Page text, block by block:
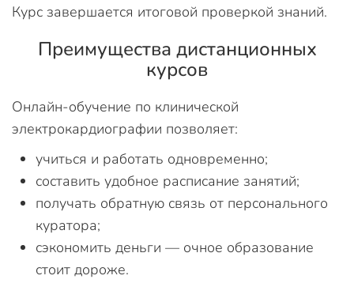
Курс завершается итоговой проверкой знаний.
Преимущества дистанционных
курсов
Онлайн-обучение по клинической
электрокардиографии позволяет:
учиться и работать одновременно;
составить удобное расписание занятий;
получать обратную связь от персонального
куратора;
сэкономить деньги — очное образование
стоит дороже.